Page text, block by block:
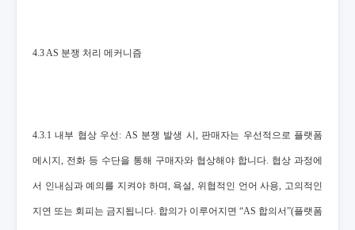
4.3 AS 분쟁 처리 메커니즘
4.3.1 내부 협상 우선: AS 분쟁 발생 시, 판매자는 우선적으로 플랫폼
메시지, 전화 등 수단을 통해 구매자와 협상해야 합니다. 협상 과정에
서 인내심과 예의를 지켜야 하며, 욕설, 위협적인 언어 사용, 고의적인
지연 또는 회피는 금지됩니다. 합의가 이루어지면 “AS 합의서”(플랫폼